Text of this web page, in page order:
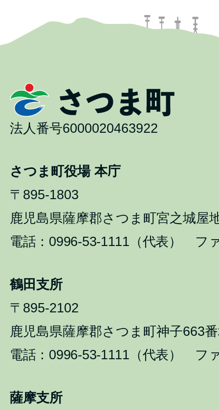
法人番号6000020463922
さつま町役場 本庁
〒895-1803
鹿児島県薩摩郡さつま町宮之城屋
電話：0996-53-1111（代表） フ
鶴田支所
〒895-2102
鹿児島県薩摩郡さつま町神子663
電話：0996-53-1111（代表） フ
薩摩支所